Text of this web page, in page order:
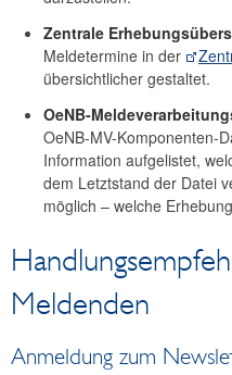
Zentrale
Meldetermine in der
übersichtlicher gestaltet.
OeNB-
OeNB-MV-Komponenten-
Information aufgelistet,
dem Letztstand der Datei
möglich – welche
Meldenden
Anmeldung zum